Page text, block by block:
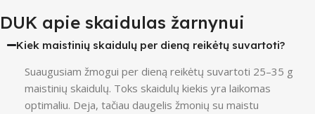
DUK apie skaidulas žarnynui
Kiek maistinių skaidulų per dieną reikėtų suvartoti?
Suaugusiam žmogui per dieną reikėtų suvartoti 25–35 g
maistinių skaidulų. Toks skaidulų kiekis yra laikomas
optimaliu. Deja, tačiau daugelis žmonių su maistu